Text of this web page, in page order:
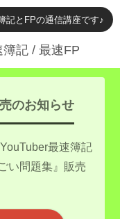
記とFPの通信講座です♪
記 / 最速FP
のお知らせ
最速簿記
い問題集』販売